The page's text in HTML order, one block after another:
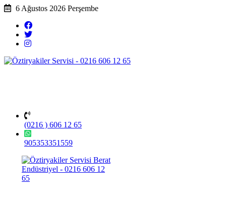
6 Ağustos 2026 Perşembe
(0216 ) 606 12 65
905353351559